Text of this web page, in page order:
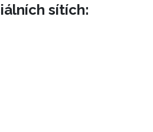
sítích: